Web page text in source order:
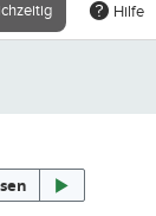
Hilfe